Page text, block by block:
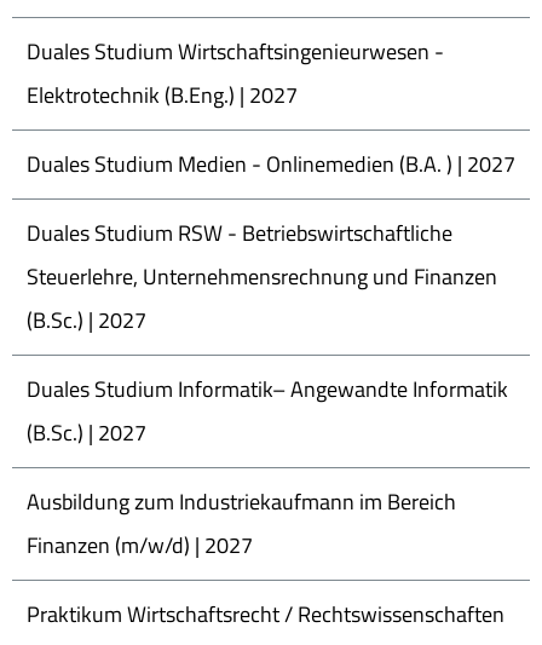
Duales Studium Wirtschaftsingenieurwesen -
Elektrotechnik (B.Eng.) | 2027
Duales Studium Medien - Onlinemedien (B.A. ) | 2027
Duales Studium RSW - Betriebswirtschaftliche
Steuerlehre, Unternehmensrechnung und Finanzen
(B.Sc.) | 2027
Duales Studium Informatik– Angewandte Informatik
(B.Sc.) | 2027
Ausbildung zum Industriekaufmann im Bereich
Finanzen (m/w/d) | 2027
Praktikum Wirtschaftsrecht / Rechtswissenschaften